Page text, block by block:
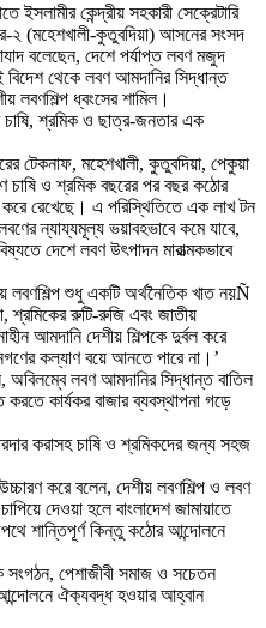
ইসলামীর কেন্দ্রীয় সহকারী সেক্রেটারি
২ (মহেশখালী-কুতুবদিয়া) আসনের সংসদ
বলেছেন, দেশে পর্যাপ্ত লবণ মজুদ
থেকে লবণ আমদানির সিদ্ধান্ত
লবণশিল্প ধ্বংসের শামিল।
চাষি, শ্রমিক ও ছাত্র-জনতার এক
টেকনাফ, মহেশখালী, কুতুবদিয়া, পেকুয়া
চাষি ও শ্রমিক বছরের পর বছর কঠোর
করে রেখেছে। এ পরিস্থিতিতে এক লাখ টন
ন্যায্যমূল্য ভয়াবহভাবে কমে যাবে,
দেশে লবণ উৎপাদন মারাত্মকভাবে
লবণশিল্প শুধু একটি অর্থনৈতিক খাত নয়Ñ
শ্রমিকের রুটি-রুজি এবং জাতীয়
আমদানি দেশীয় শিল্পকে দুর্বল করে
কল্যাণ বয়ে আনতে পারে না।’
অবিলম্বে লবণ আমদানির সিদ্ধান্ত বাতিল
কার্যকর বাজার ব্যবস্থাপনা গড়ে
করাসহ চাষি ও শ্রমিকদের জন্য সহজ
করে বলেন, দেশীয় লবণশিল্প ও লবণ
দেওয়া হলে বাংলাদেশ জামায়াতে
শান্তিপূর্ণ কিন্তু কঠোর আন্দোলনে
পেশাজীবী সমাজ ও সচেতন
আন্দোলনে ঐক্যবদ্ধ হওয়ার আহ্বান